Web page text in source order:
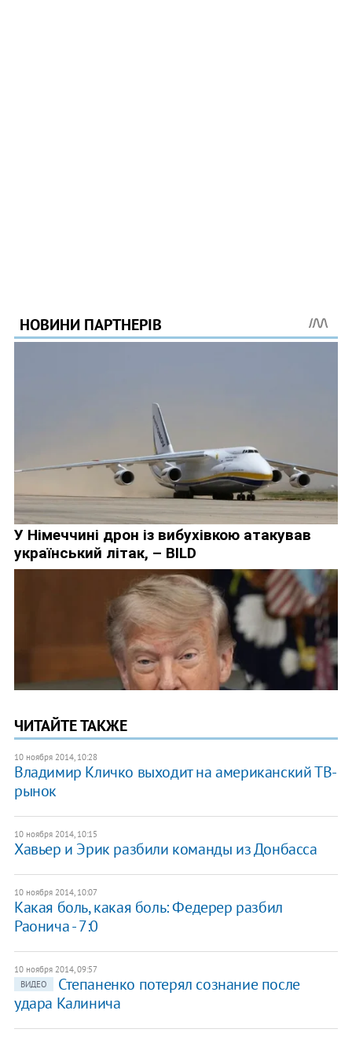
ЧИТАЙТЕ ТАКЖЕ
10 ноября 2014, 10:28
Владимир Кличко выходит на американский ТВ-
рынок
10 ноября 2014, 10:15
Хавьер и Эрик разбили команды из Донбасса
10 ноября 2014, 10:07
Какая боль, какая боль: Федерер разбил
Раонича - 7:0
10 ноября 2014, 09:57
ВИДЕО
Степаненко потерял сознание после
удара Калинича